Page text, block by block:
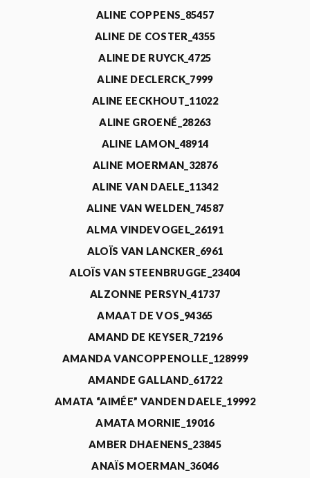
ALINE COPPENS_85457
ALINE DE COSTER_4355
ALINE DE RUYCK_4725
ALINE DECLERCK_7999
ALINE EECKHOUT_11022
ALINE GROENÉ_28263
ALINE LAMON_48914
ALINE MOERMAN_32876
ALINE VAN DAELE_11342
ALINE VAN WELDEN_74587
ALMA VINDEVOGEL_26191
ALOÏS VAN LANCKER_6961
ALOÏS VAN STEENBRUGGE_23404
ALZONNE PERSYN_41737
AMAAT DE VOS_94365
AMAND DE KEYSER_72196
AMANDA VANCOPPENOLLE_128999
AMANDE GALLAND_61722
AMATA “AIMÉE” VANDEN DAELE_19992
AMATA MORNIE_19016
AMBER DHAENENS_23845
ANAÏS MOERMAN_36046